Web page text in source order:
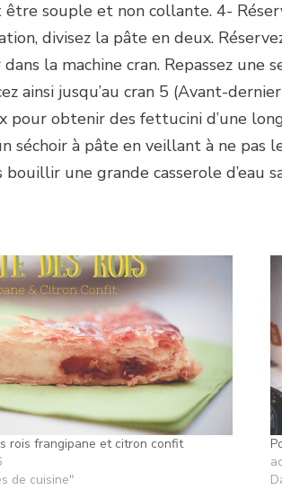
être souple et non collante. 4-
divisez la pâte en deux.
la machine cran. Repassez une
ainsi jusqu’au cran 5 (Avant-
obtenir des fettucini d’une
à pâte en veillant à ne pas
une grande casserole d’eau
rois frangipane et citron confit
de cuisine"